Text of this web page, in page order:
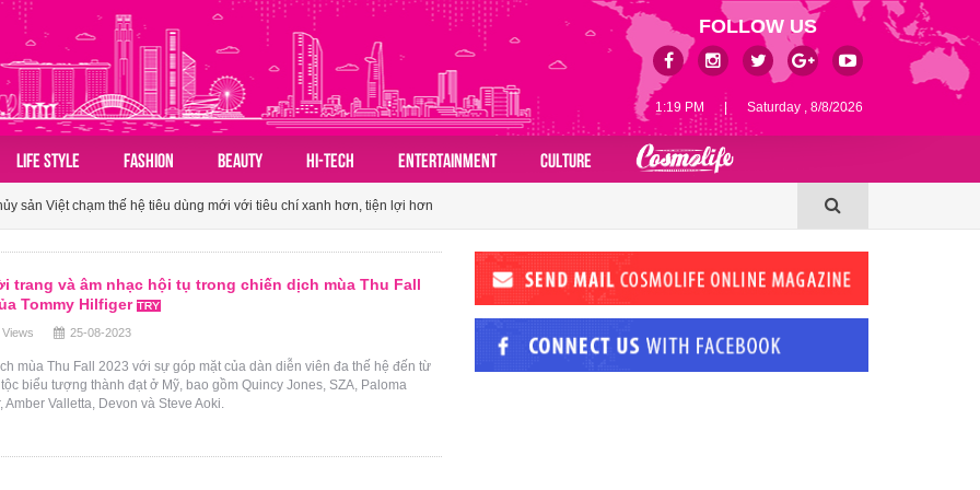
1:19 PM | Saturday , 8/8/2026
FOLLOW US
LIFE STYLE FASHION BEAUTY HI-TECH ENTERTAINMENT
CULTURE
hóa du lịch nhóm của người Việt
sản Việt chạm thế hệ tiêu dùng mới với tiêu chí xanh hơn, tiện lợi hơn
tấm vé mở lối du lịch Việt
du lịch nhóm của người Việt
sản Việt chạm thế hệ tiêu dùng mới với tiêu chí xanh hơn, tiện lợi hơn
trang và âm nhạc hội tụ trong chiến dịch mùa Thu Fall
Tommy Hilfiger
Views 25-08-2023
mùa Thu Fall 2023 với sự góp mặt của dàn diễn viên đa thế hệ đến từ
biểu tượng thành đạt ở Mỹ, bao gồm Quincy Jones, SZA, Paloma
Amber Valletta, Devon và Steve Aoki.